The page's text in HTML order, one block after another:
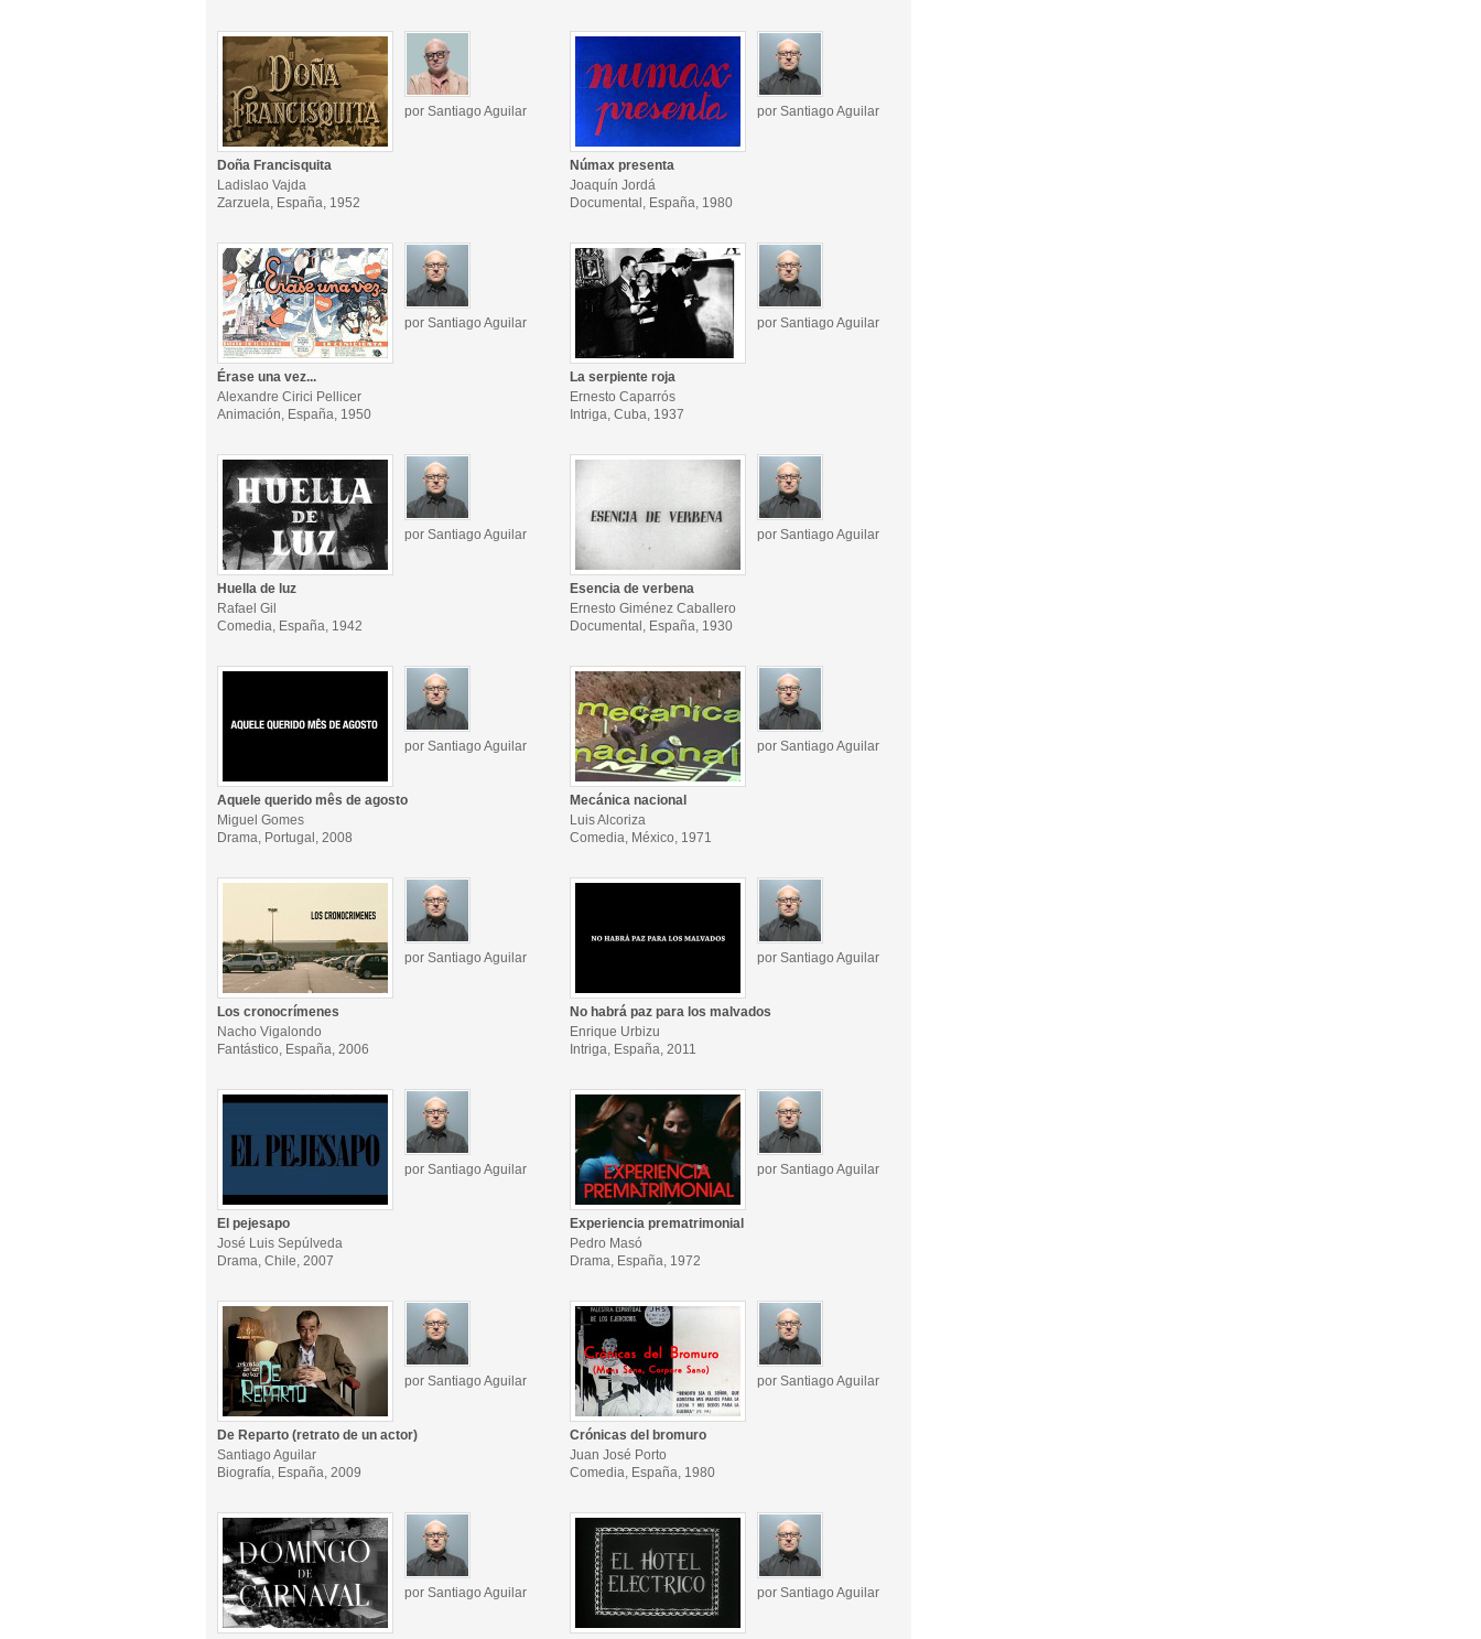
por Santiago Aguilar
Doña Francisquita
Ladislao Vajda
Zarzuela, España, 1952
por Santiago Aguilar
Númax presenta
Joaquín Jordá
Documental, España, 1980
por Santiago Aguilar
Érase una vez...
Alexandre Cirici Pellicer
Animación, España, 1950
por Santiago Aguilar
La serpiente roja
Ernesto Caparrós
Intriga, Cuba, 1937
por Santiago Aguilar
Huella de luz
Rafael Gil
Comedia, España, 1942
por Santiago Aguilar
Esencia de verbena
Ernesto Giménez Caballero
Documental, España, 1930
por Santiago Aguilar
Aquele querido mês de agosto
Miguel Gomes
Drama, Portugal, 2008
por Santiago Aguilar
Mecánica nacional
Luis Alcoriza
Comedia, México, 1971
por Santiago Aguilar
Los cronocrímenes
Nacho Vigalondo
Fantástico, España, 2006
por Santiago Aguilar
No habrá paz para los malvados
Enrique Urbizu
Intriga, España, 2011
por Santiago Aguilar
El pejesapo
José Luis Sepúlveda
Drama, Chile, 2007
por Santiago Aguilar
Experiencia prematrimonial
Pedro Masó
Drama, España, 1972
por Santiago Aguilar
De Reparto (retrato de un actor)
Santiago Aguilar
Biografía, España, 2009
por Santiago Aguilar
Crónicas del bromuro
Juan José Porto
Comedia, España, 1980
por Santiago Aguilar por Santiago Aguilar